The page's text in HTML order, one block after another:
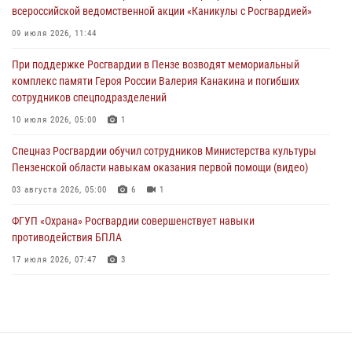
В Пензе при силовой поддержке Росгвардии пресечена
деятельность ОПГ, маскировавшейся под реабилитационный центр
04 августа 2026, 07:05
В Управлении Росгвардии по Пензенской области подвели итоги
работы за первое полугодие 2026 года
всероссийской ведомственной акции «Каникулы с Росгвардией»
09 июля 2026, 11:44
При поддержке Росгвардии в Пензе возводят мемориальный
комплекс памяти Героя России Валерия Канакина и погибших
сотрудников спецподразделений
10 июля 2026, 05:00 1
Спецназ Росгвардии обучил сотрудников Министерства культуры
Пензенской области навыкам оказания первой помощи (видео)
03 августа 2026, 05:00 6 1
ФГУП «Охрана» Росгвардии совершенствует навыки
противодействия БПЛА
17 июля 2026, 07:47 3